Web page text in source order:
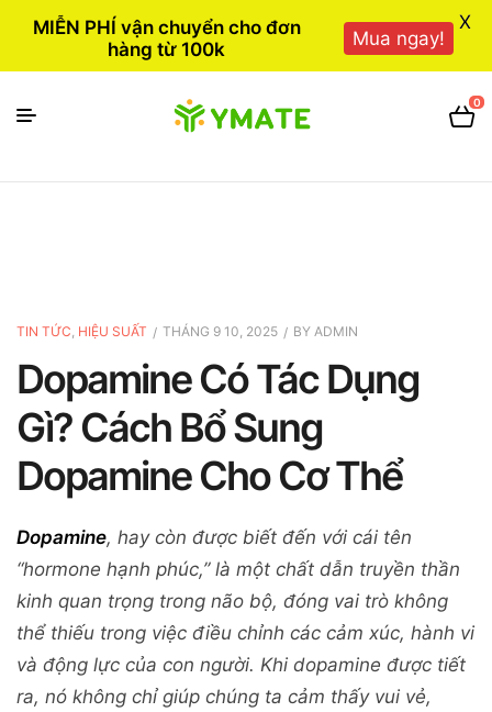
0
TIN TỨC, HIỆU SUẤT THÁNG 9 10, 2025 BY ADMIN
Dopamine Có Tác Dụng
Gì? Cách Bổ Sung
Dopamine Cho Cơ Thể
Dopamine, hay còn được biết đến với cái tên
“hormone hạnh phúc,” là một chất dẫn truyền thần
kinh quan trọng trong não bộ, đóng vai trò không
thể thiếu trong việc điều chỉnh các cảm xúc, hành vi
và động lực của con người. Khi dopamine được tiết
ra, nó không chỉ giúp chúng ta cảm thấy vui vẻ,
MIỄN PHÍ vận chuyển cho đơn
hàng từ 100k
Mua ngay!
X